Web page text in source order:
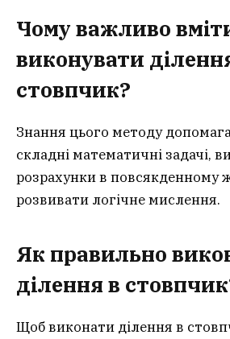
Чому важливо
виконувати
стовпчик?
Знання цього методу
складні математичні задачі,
розрахунки в повсякденному
розвивати логічне мислення.
Як правильно
ділення в
Щоб виконати ділення в